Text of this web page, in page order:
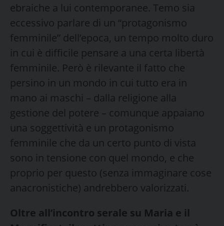
ebraiche a lui contemporanee. Temo sia
eccessivo parlare di un “protagonismo
femminile” dell’epoca, un tempo molto duro
in cui è difficile pensare a una certa libertà
femminile. Però è rilevante il fatto che
persino in un mondo in cui tutto era in
mano ai maschi – dalla religione alla
gestione del potere – comunque appaiano
una soggettività e un protagonismo
femminile che da un certo punto di vista
sono in tensione con quel mondo, e che
proprio per questo (senza immaginare cose
anacronistiche) andrebbero valorizzati.
Oltre all’incontro serale su Maria e il